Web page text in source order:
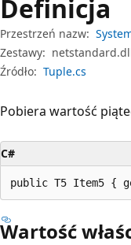
Definicja
Przestrzeń nazw:
Zestawy:
Źródło: Tuple.cs
Pobiera wartość
C#
public T5 Item5 {
Wartość